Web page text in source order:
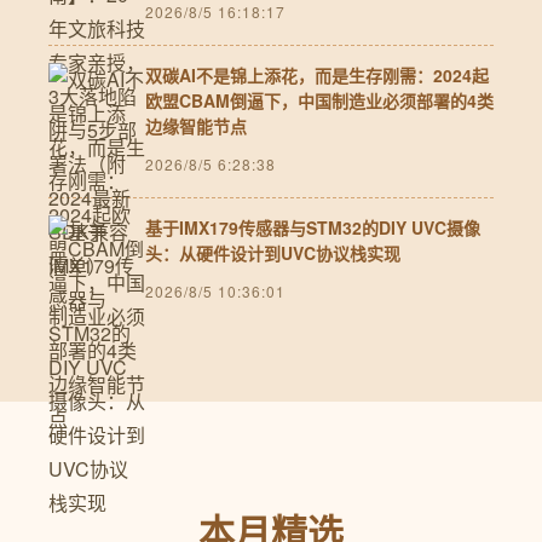
2026/8/5 16:18:17
双碳AI不是锦上添花，而是生存刚需：2024起
欧盟CBAM倒逼下，中国制造业必须部署的4类
边缘智能节点
2026/8/5 6:28:38
基于IMX179传感器与STM32的DIY UVC摄像
头：从硬件设计到UVC协议栈实现
2026/8/5 10:36:01
本月精选